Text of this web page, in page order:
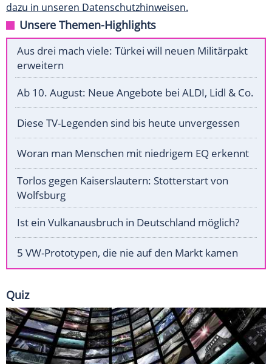
dazu in unseren Datenschutzhinweisen.
Unsere Themen-Highlights
Aus drei mach viele: Türkei will neuen Militärpakt
erweitern
Ab 10. August: Neue Angebote bei ALDI, Lidl & Co.
Diese TV-Legenden sind bis heute unvergessen
Woran man Menschen mit niedrigem EQ erkennt
Torlos gegen Kaiserslautern: Stotterstart von
Wolfsburg
Ist ein Vulkanausbruch in Deutschland möglich?
5 VW-Prototypen, die nie auf den Markt kamen
Quiz